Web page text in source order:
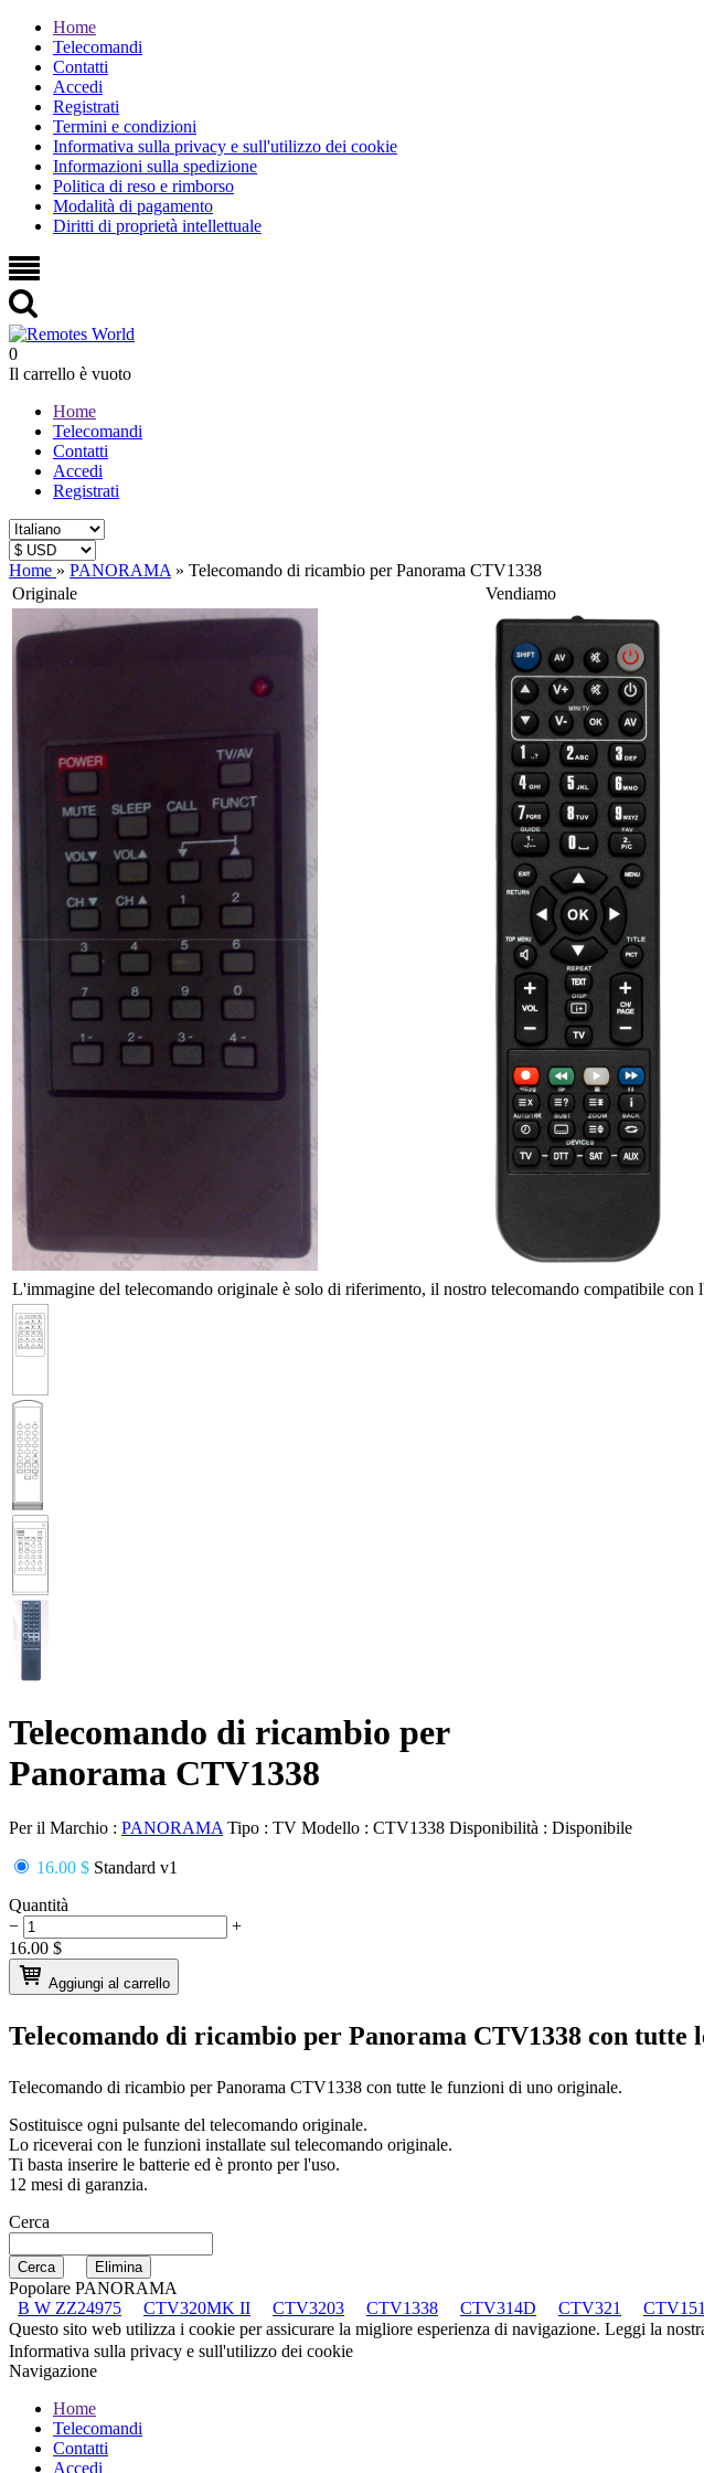
Home
Telecomandi
Contatti
Accedi
Registrati
Termini e condizioni
Informativa sulla privacy e sull'utilizzo dei cookie
Informazioni sulla spedizione
Politica di reso e rimborso
Modalità di pagamento
Diritti di proprietà intellettuale
0
Il carrello è vuoto
Home
Telecomandi
Contatti
Accedi
Registrati
Home » PANORAMA » Telecomando di ricambio per Panorama CTV1338
Originale
Vendiamo
L'immagine del telecomando originale è solo di riferimento, il nostro telecomando compatibile con
Telecomando di ricambio per
Panorama CTV1338
Per il Marchio : PANORAMA Tipo : TV Modello : CTV1338 Disponibilità : Disponibile
16.00 $ Standard v1
Quantità
−
+
16.00 $
Aggiungi al carrello
Telecomando di ricambio per Panorama CTV1338 con tutte
Telecomando di ricambio perPanorama CTV1338 con tutte le funzioni di uno originale.
Sostituisce ogni pulsante del telecomando originale.
Lo riceverai con le funzioni installate sul telecomando originale.
Ti basta inserire le batterie ed è pronto per l'uso.
12 mesi di garanzia.
Cerca
Popolare PANORAMA
B W ZZ24975
CTV320MK II CTV3203 CTV1338 CTV314D CTV321 CTV151
Questo sito web utilizza i cookie per assicurare la migliore esperienza di navigazione. Leggi la
Informativa sulla privacy e sull'utilizzo dei cookie
Navigazione
Home
Telecomandi
Contatti
Accedi